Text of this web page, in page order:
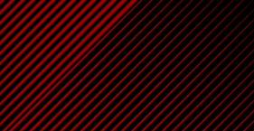
Skip
to
content